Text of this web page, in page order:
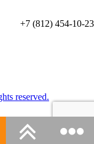
+7 (812) 454-10-23
reserved.